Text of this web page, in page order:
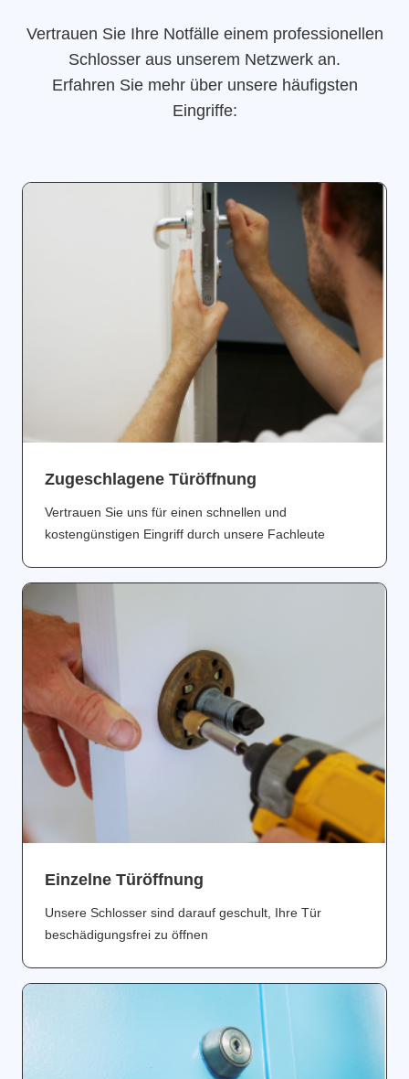
Vertrauen Sie Ihre Notfälle einem professionellen
Schlosser aus unserem Netzwerk an.
Erfahren Sie mehr über unsere häufigsten
Eingriffe:
Zugeschlagene Türöffnung
Vertrauen Sie uns für einen schnellen und
kostengünstigen Eingriff durch unsere Fachleute
Einzelne Türöffnung
Unsere Schlosser sind darauf geschult, Ihre Tür
beschädigungsfrei zu öffnen